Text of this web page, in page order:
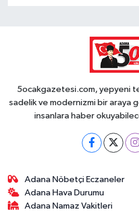
5ocakgazetesi.com, yepyeni
sadelik ve modernizmi bir araya
insanlara haber
Adana Nöbetçi Eczaneler
Adana Hava Durumu
Adana Namaz Vakitleri